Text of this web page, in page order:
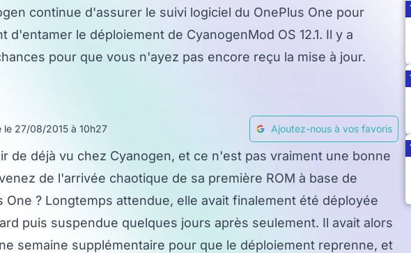
continue d'assurer le suivi logiciel du OnePlus One pour
d'entamer le déploiement de CyanogenMod OS 12.1. Il y a
pour que vous n'ayez pas encore reçu la mise à jour.
le 27/08/2015 à 10h27 Ajoutez-nous à vos favoris
de déjà vu chez Cyanogen, et ce n'est pas vraiment une bonne
de l'arrivée chaotique de sa première ROM à base de
One ? Longtemps attendue, elle avait finalement été déployée
puis suspendue quelques jours après seulement. Il avait alors
semaine supplémentaire pour que le déploiement reprenne, et